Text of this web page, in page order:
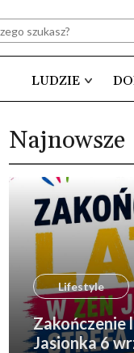
LUDZIE
Najnowsze
Lifestyle
Zakończenie
Jasionka 6